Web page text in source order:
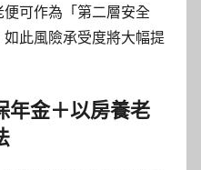
可作為「第二層安全
此風險承受度將大幅提
年金＋以房養老